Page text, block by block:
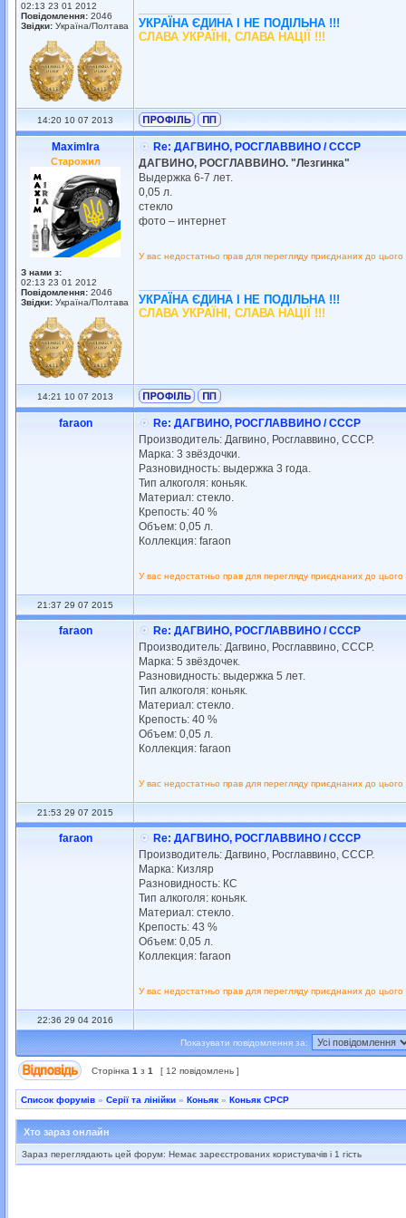
02:13 23 01 2012
Повідомлення: 2046
Звідки: Україна/Полтава
УКРАЇНА ЄДИНА І НЕ ПОДІЛЬНА !!!
СЛАВА УКРАЇНІ, СЛАВА НАЦІЇ !!!
14:20 10 07 2013
MaximIra
Старожил
З нами з:
02:13 23 01 2012
Повідомлення: 2046
Звідки: Україна/Полтава
Re: ДАГВИНО, РОСГЛАВВИНО / СССР
ДАГВИНО, РОСГЛАВВИНО. "Лезгинка"
Выдержка 6-7 лет.
0,05 л.
стекло
фото – интернет
У вас недостатньо прав для перегляду приєднаних до цього
УКРАЇНА ЄДИНА І НЕ ПОДІЛЬНА !!!
СЛАВА УКРАЇНІ, СЛАВА НАЦІЇ !!!
14:21 10 07 2013
faraon
Re: ДАГВИНО, РОСГЛАВВИНО / СССР
Производитель: Дагвино, Росглаввино, СССР.
Марка: 3 звёздочки.
Разновидность: выдержка 3 года.
Тип алкоголя: коньяк.
Материал: стекло.
Крепость: 40 %
Объем: 0,05 л.
Коллекция: faraon
У вас недостатньо прав для перегляду приєднаних до цього
21:37 29 07 2015
faraon
Re: ДАГВИНО, РОСГЛАВВИНО / СССР
Производитель: Дагвино, Росглаввино, СССР.
Марка: 5 звёздочек.
Разновидность: выдержка 5 лет.
Тип алкоголя: коньяк.
Материал: стекло.
Крепость: 40 %
Объем: 0,05 л.
Коллекция: faraon
У вас недостатньо прав для перегляду приєднаних до цього
21:53 29 07 2015
faraon
Re: ДАГВИНО, РОСГЛАВВИНО / СССР
Производитель: Дагвино, Росглаввино, СССР.
Марка: Кизляр
Разновидность: КС
Тип алкоголя: коньяк.
Материал: стекло.
Крепость: 43 %
Объем: 0,05 л.
Коллекция: faraon
У вас недостатньо прав для перегляду приєднаних до цього
22:36 29 04 2016
Показувати повідомлення за:
Сторінка 1 з 1 [ 12 повідомлень ]
Список форумів » Серії та лінійки » Коньяк » Коньяк СРСР
Хто зараз онлайн
Зараз переглядають цей форум: Немає зареєстрованих користувачів і 1 гість